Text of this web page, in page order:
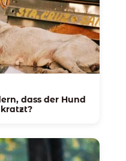
dass der Hund